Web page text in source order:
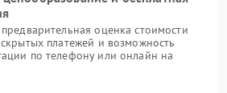
оценка стоимости
платежей и возможность
по телефону или онлайн на